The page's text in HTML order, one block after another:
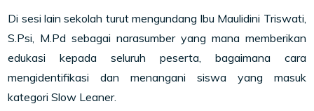
Di sesi lain sekolah turut mengundang Ibu Maulidini Triswati,
S.Psi, M.Pd sebagai narasumber yang mana memberikan
edukasi kepada seluruh peserta, bagaimana cara
mengidentifikasi dan menangani siswa yang masuk
kategori Slow Leaner.